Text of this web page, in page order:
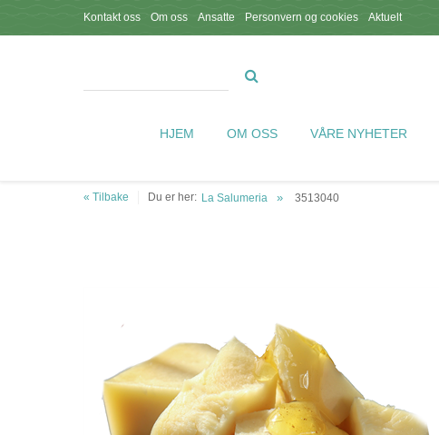
Kontakt oss Om oss Ansatte Personvern og cookies Aktuelt
HJEM OM OSS VÅRE NYHETER
« Tilbake Du er her: La Salumeria 3513040